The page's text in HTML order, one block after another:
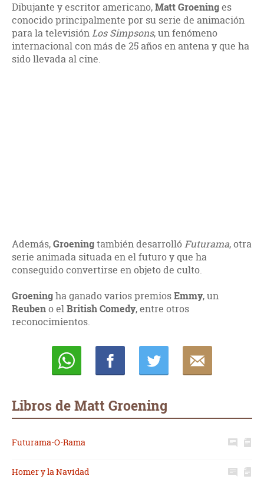
Dibujante y escritor americano,Matt Groeninges
conocido principalmente por su serie de animación
para la televisiónLos Simpsons, un fenómeno
internacional con más de 25 años en antena y que ha
sido llevada al cine.
Además,Groeningtambién desarrollóFuturama, otra
serie animada situada en el futuro y que ha
conseguido convertirse en objeto de culto.
Groeningha ganado varios premiosEmmy, un
Reubeno elBritish Comedy, entre otros
reconocimientos.
Libros de Matt Groening
Futurama-O-Rama
Homer y la Navidad